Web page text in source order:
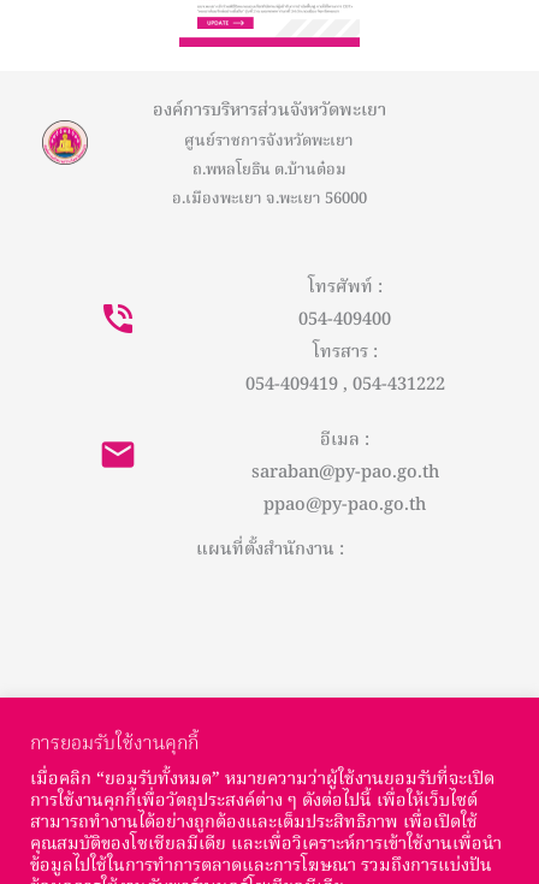
องค์การบริหารส่วนจังหวัดพะเยา
ศูนย์ราชการจังหวัดพะเยา
ถ.พหลโยธิน ต.บ้านต๋อม
อ.เมืองพะเยา จ.พะเยา 56000
โทรศัพท์ :
054-409400
โทรสาร :
054-409419 , 054-431222
อีเมล :
saraban@py-pao.go.th
ppao@py-pao.go.th
แผนที่ตั้งสำนักงาน :
© Copyright องค์การบริหารส่วนจังหวัดพะเยา : 2026
การยอมรับใช้งานคุกกี้
เมื่อคลิก “ยอมรับทั้งหมด” หมายความว่าผู้ใช้งานยอมรับที่จะเปิด
การใช้งานคุกกี้เพื่อวัตถุประสงค์ต่าง ๆ ดังต่อไปนี้ เพื่อให้เว็บไซต์
สามารถทำงานได้อย่างถูกต้องและเต็มประสิทธิภาพ เพื่อเปิดใช้
คุณสมบัติของโซเชียลมีเดีย และเพื่อวิเคราะห์การเข้าใช้งานเพื่อนำ
ข้อมูลไปใช้ในการทำการตลาดและการโฆษณา รวมถึงการแบ่งปัน